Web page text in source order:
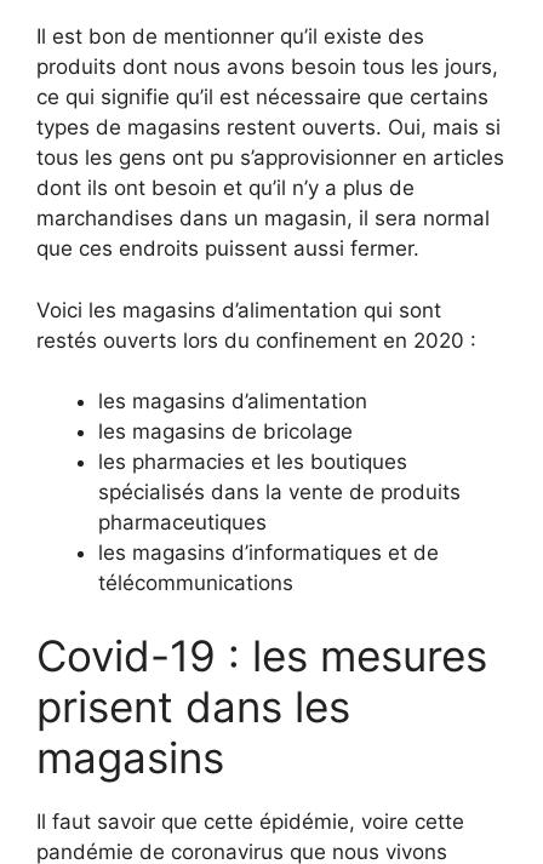
Il est bon de mentionner qu’il existe des
produits dont nous avons besoin tous les jours,
ce qui signifie qu’il est nécessaire que certains
types de magasins restent ouverts. Oui, mais si
tous les gens ont pu s’approvisionner en articles
dont ils ont besoin et qu’il n’y a plus de
marchandises dans un magasin, il sera normal
que ces endroits puissent aussi fermer.
Voici les magasins d’alimentation qui sont
restés ouverts lors du confinement en 2020 :
les magasins d’alimentation
les magasins de bricolage
les pharmacies et les boutiques
spécialisés dans la vente de produits
pharmaceutiques
les magasins d’informatiques et de
télécommunications
Covid-19 : les mesures
prisent dans les
magasins
Il faut savoir que cette épidémie, voire cette
pandémie de coronavirus que nous vivons